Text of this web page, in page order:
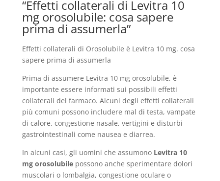
“Effetti collaterali di Levitra 10
mg orosolubile: cosa sapere
prima di assumerla”
Effetti collaterali di Orosolubile è Levitra 10 mg. cosa
sapere prima di assumerla
Prima di assumere Levitra 10 mg orosolubile, è
importante essere informati sui possibili effetti
collaterali del farmaco. Alcuni degli effetti collaterali
più comuni possono includere mal di testa, vampate
di calore, congestione nasale, vertigini e disturbi
gastrointestinali come nausea e diarrea.
In alcuni casi, gli uomini che assumono Levitra 10
mg orosolubilepossono anche sperimentare dolori
muscolari o lombalgia, congestione oculare o